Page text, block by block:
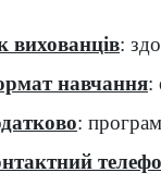
вихованців:
навчання:
: